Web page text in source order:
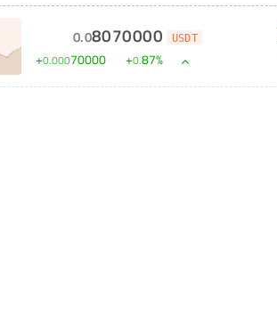
0.08070000 USDT
+0.00070000 +0.87%